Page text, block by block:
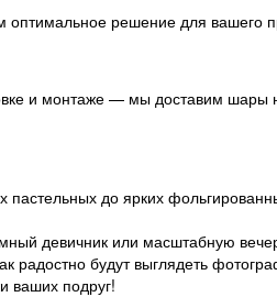
решение для вашего
и монтаже — мы доставим
до ярких
девичник или масштабную
радостно будут выглядеть
ваших подруг!